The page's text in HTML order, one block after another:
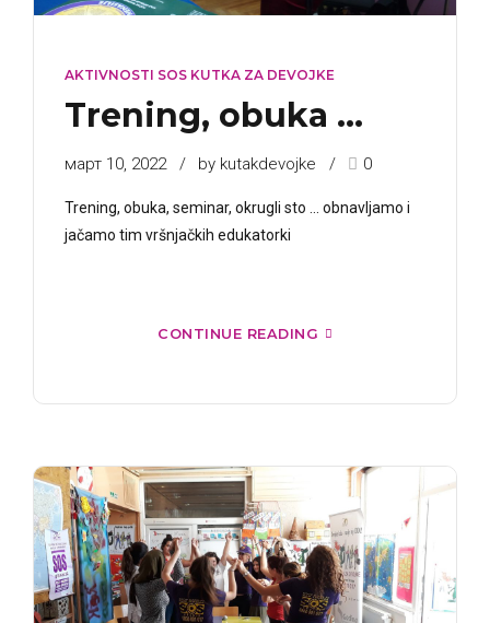
AKTIVNOSTI SOS KUTKA ZA DEVOJKE
Trening, obuka …
март 10, 2022 by kutakdevojke 0
Trening, obuka, seminar, okrugli sto ... obnavljamo i
jačamo tim vršnjačkih edukatorki
CONTINUE READING